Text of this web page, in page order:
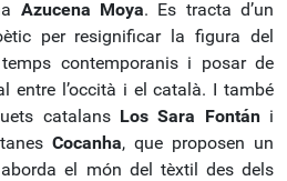
Azucena Moya. Es tracta d’un
per resignificar la figura del
contemporanis i posar de
entre l’occità i el català. I també
catalans Los Sara Fontáni
Cocanha, que proposen un
el món del tèxtil des dels